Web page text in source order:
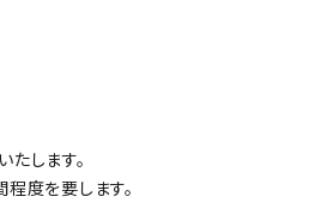
します。
度を要します。